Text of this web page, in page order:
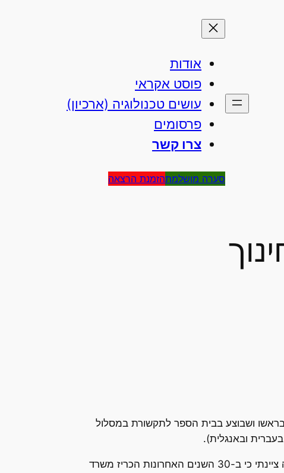
אודות
פוסט אקראי
עושים טכנולוגיה (ארכיון)
פרסומים
צרו קשר
סערה מושלמתהזמנת הרצאה
ושבוצע בבית הספר לתקשורת במסלול
ובאנגלית).
סביב הדוח המסכם, ומאוחר יותר סביב הצגת הנתונים התחולל ויכוח קטן. הוויכוח נגע להקדמה שכתבתי שבה ציינתי כי ב-30 השנים האחרונות הכריז משרד